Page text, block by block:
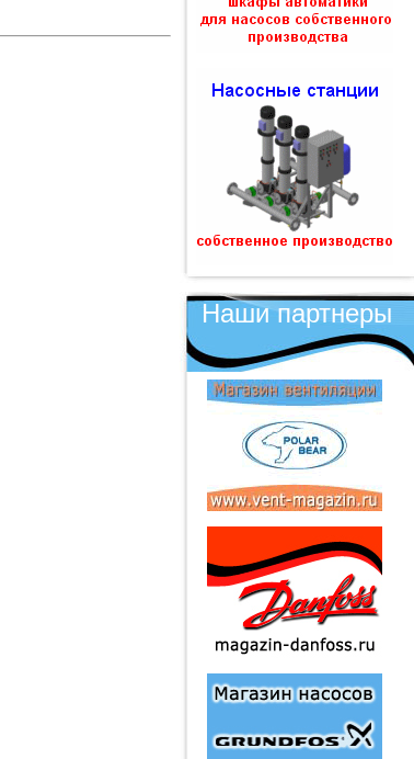
Наши партнеры